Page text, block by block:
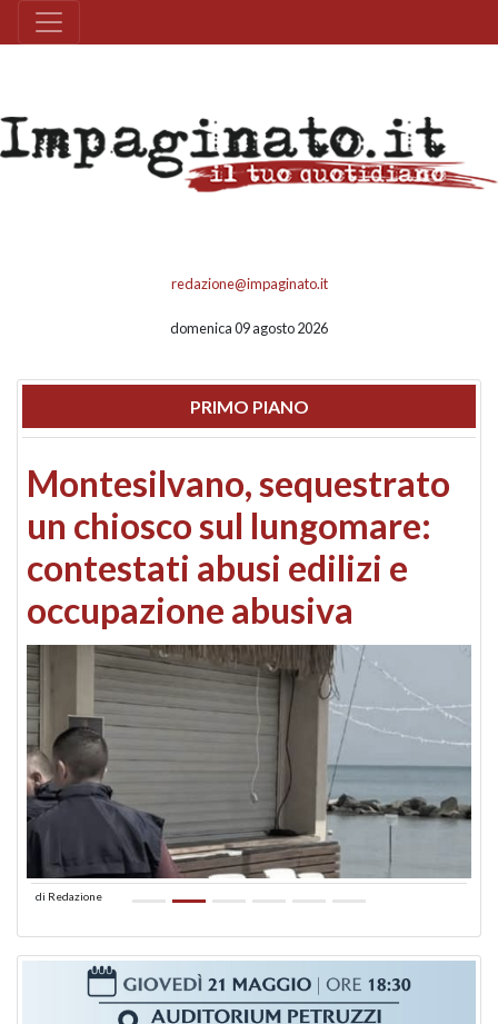
redazione@impaginato.it
domenica 09 agosto 2026
PRIMO PIANO
Montesilvano, sequestrato
un chiosco sul lungomare:
contestati abusi edilizi e
occupazione abusiva
di Redazione